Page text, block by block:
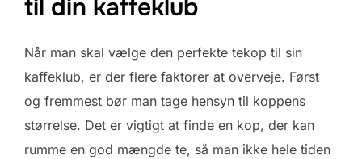
til din kaffeklub
Når man skal vælge den perfekte tekop til sin
kaffeklub, er der flere faktorer at overveje. Først
og fremmest bør man tage hensyn til koppens
størrelse. Det er vigtigt at finde en kop, der kan
rumme en god mængde te, så man ikke hele tiden